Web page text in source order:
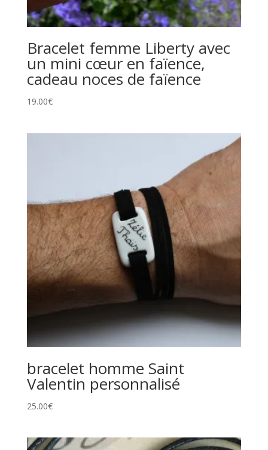
Bracelet femme Liberty avec
un mini cœur en faïence,
cadeau noces de faïence
19.00€
bracelet homme Saint
Valentin personnalisé
25.00€